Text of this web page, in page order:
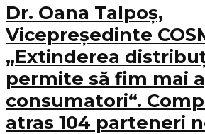
Dr. Oana Talpoș,
Vicepreședinte
„Extinderea
permite să fim mai
consumatori“.
atras 104 parteneri